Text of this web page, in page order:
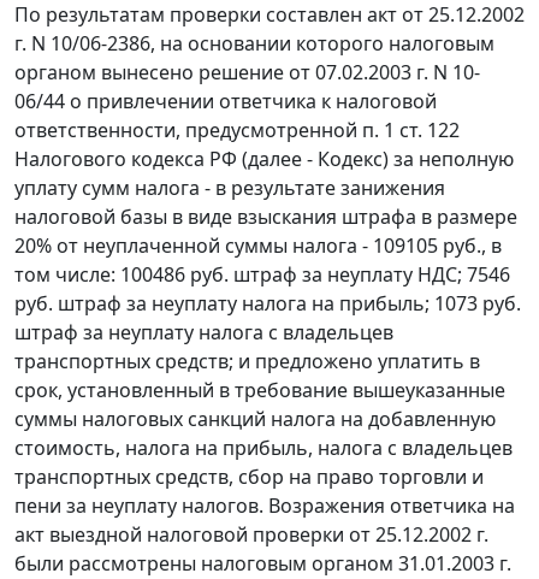
По результатам проверки составлен акт от 25.12.2002
г. N 10/06-2386, на основании которого налоговым
органом вынесено решение от 07.02.2003 г. N 10-
06/44 о привлечении ответчика к налоговой
ответственности, предусмотренной п. 1 ст. 122
Налогового кодекса РФ (далее - Кодекс) за неполную
уплату сумм налога - в результате занижения
налоговой базы в виде взыскания штрафа в размере
20% от неуплаченной суммы налога - 109105 руб., в
том числе: 100486 руб. штраф за неуплату НДС; 7546
руб. штраф за неуплату налога на прибыль; 1073 руб.
штраф за неуплату налога с владельцев
транспортных средств; и предложено уплатить в
срок, установленный в требование вышеуказанные
суммы налоговых санкций налога на добавленную
стоимость, налога на прибыль, налога с владельцев
транспортных средств, сбор на право торговли и
пени за неуплату налогов. Возражения ответчика на
акт выездной налоговой проверки от 25.12.2002 г.
были рассмотрены налоговым органом 31.01.2003 г.